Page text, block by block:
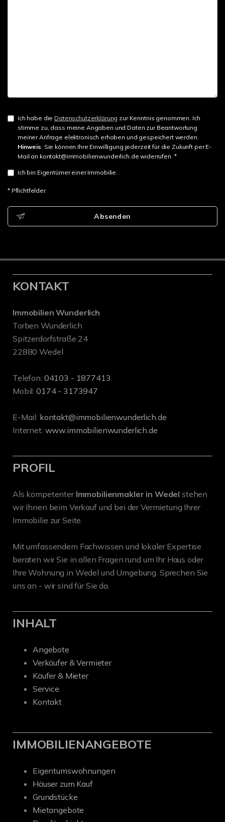
Ich habe die Datenschutzerklärung zur Kenntnis genommen. Ich
stimme zu, dass meine Angaben und Daten zur Beantwortung
meiner Anfrage elektronisch erhoben und gespeichert werden.
Hinweis: Sie können Ihre Einwilligung jederzeit für die Zukunft per E-
Mail an kontakt@immobilienwunderlich.de widerrufen. *
Ich bin Eigentümer einer Immobilie.
* Pflichtfelder
Absenden
KONTAKT
Immobilien Wunderlich
Torben Wunderlich
Spitzerdorfstraße 24
22880 Wedel
Telefon: 04103 - 1877413
Mobil: 0174 - 3173947
E-Mail: kontakt@immobilienwunderlich.de
Internet: www.immobilienwunderlich.de
PROFIL
Als kompetenter Immobilienmakler in Wedel stehen
wir Ihnen beim Verkauf und bei der Vermietung Ihrer
Immobilie zur Seite.
Mit umfassendem Fachwissen und lokaler Expertise
beraten wir Sie in allen Fragen rund um Ihr Haus oder
Ihre Wohnung in Wedel und Umgebung. Sprechen Sie
uns an - wir sind für Sie da.
INHALT
Angebote
Verkäufer & Vermieter
Käufer & Mieter
Service
Kontakt
IMMOBILIENANGEBOTE
Eigentumswohnungen
Häuser zum Kauf
Grundstücke
Mietangebote